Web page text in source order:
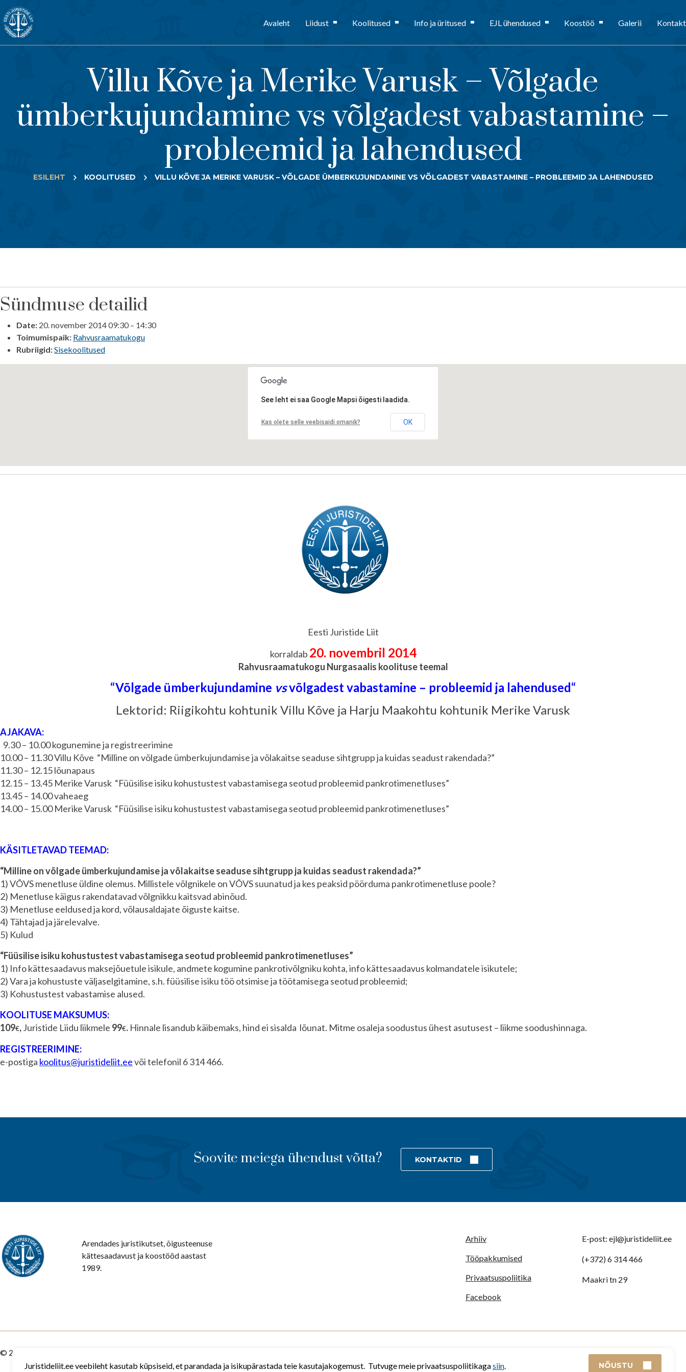
Avaleht Liidust Koolitused Info ja üritused EJL ühendused Koostöö Galerii Kontakt
Villu Kõve ja Merike Varusk – Võlgade
ümberkujundamine vs võlgadest vabastamine –
probleemid ja lahendused
ESILEHT KOOLITUSED VILLU KÕVE JA MERIKE VARUSK – VÕLGADE ÜMBERKUJUNDAMINE VS VÕLGADEST VABASTAMINE – PROBLEEMID JA LAHENDUSED
Sündmuse detailid
Date: 20. november 2014 09:30 – 14:30
Toimumispaik: Rahvusraamatukogu
Rubriigid:Sisekoolitused
See leht ei saa Google Mapsi õigesti laadida.
Kas olete selle veebisaidi omanik? OK
Eesti Juristide Liit
korraldab 20. novembril 2014
Rahvusraamatukogu Nurgasaalis koolituse teemal
“Võlgade ümberkujundamine vsvõlgadest vabastamine – probleemid ja lahendused“
Lektorid: Riigikohtu kohtunik Villu Kõve ja Harju Maakohtu kohtunik Merike Varusk
AJAKAVA:
9.30 – 10.00 kogunemine ja registreerimine
10.00 – 11.30 Villu Kõve “Milline on võlgade ümberkujundamise ja võlakaitse seaduse sihtgrupp ja kuidas seadust rakendada?”
11.30 – 12.15 lõunapaus
12.15 – 13.45 Merike Varusk “Füüsilise isiku kohustustest vabastamisega seotud probleemid pankrotimenetluses”
13.45 – 14.00 vaheaeg
14.00 – 15.00 Merike Varusk “Füüsilise isiku kohustustest vabastamisega seotud probleemid pankrotimenetluses”
KÄSITLETAVAD TEEMAD:
“Milline on võlgade ümberkujundamise ja võlakaitse seaduse sihtgrupp ja kuidas seadust rakendada?”
1) VÕVS menetluse üldine olemus. Millistele võlgnikele on VÕVS suunatud ja kes peaksid pöörduma pankrotimenetluse poole?
2) Menetluse käigus rakendatavad võlgnikku kaitsvad abinõud.
3) Menetluse eeldused ja kord, võlausaldajate õiguste kaitse.
4) Tähtajad ja järelevalve.
5) Kulud
“Füüsilise isiku kohustustest vabastamisega seotud probleemid pankrotimenetluses”
1) Info kättesaadavus maksejõuetule isikule, andmete kogumine pankrotivõlgniku kohta, info kättesaadavus kolmandatele isikutele;
2) Vara ja kohustuste väljaselgitamine, s.h. füüsilise isiku töö otsimise ja töötamisega seotud probleemid;
3) Kohustustest vabastamise alused.
KOOLITUSE MAKSUMUS:
109€,Juristide Liidu liikmele 99€. Hinnale lisandub käibemaks, hind ei sisalda lõunat. Mitme osaleja soodustus ühest asutusest – liikme soodushinnaga.
REGISTREERIMINE:
e-postiga koolitus@juristideliit.eevõi telefonil 6 314 466.
Juristideliit.ee veebileht kasutab küpsiseid, et parandada ja isikupärastada teie kasutajakogemust. Tutvuge meie privaatsuspoliitikagasiin NÕUSTU
Soovite meiega ühendust võtta? KONTAKTID
Arendades juristikutset, õigusteenuse
kättesaadavust ja koostööd aastast
1989.
Arhiiv
Tööpakkumised
Privaatsuspoliitika
Facebook
E-post: ejl@juristideliit.ee
(+372) 6 314 466
Maakri tn 29
© 2026 Eesti Juristide Liit